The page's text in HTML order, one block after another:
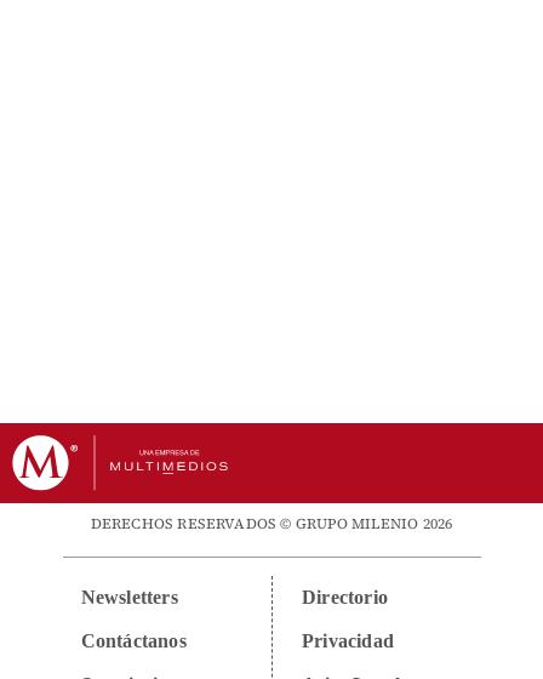
DERECHOS RESERVADOS © GRUPO MILENIO 2026
Newsletters
Contáctanos
Directorio
Privacidad